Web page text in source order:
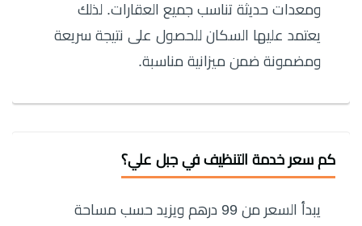
ومعدات حديثة تناسب جميع العقارات. لذلك
يعتمد عليها السكان للحصول على نتيجة سريعة
ومضمونة ضمن ميزانية مناسبة.
كم سعر خدمة التنظيف في جبل علي؟
يبدأ السعر من 99 درهم ويزيد حسب مساحة